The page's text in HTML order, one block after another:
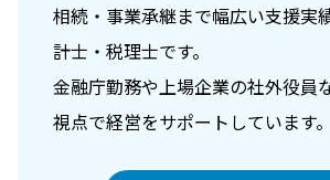
相続・事業承継まで幅広い支援実
計士・税理士です。
金融庁勤務や上場企業の社外役員
視点で経営をサポートしています。